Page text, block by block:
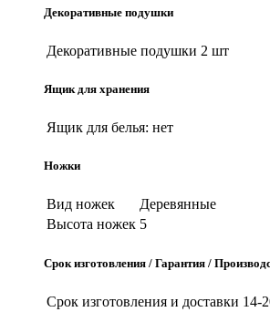
Декоративные подушки
Декоративные подушки 2 шт
Ящик для хранения
Ящик для белья: нет
Ножки
Вид ножек
Деревянные
Высота ножек 5
Срок изготовления / Гарантия /
Срок изготовления и доставки 14-